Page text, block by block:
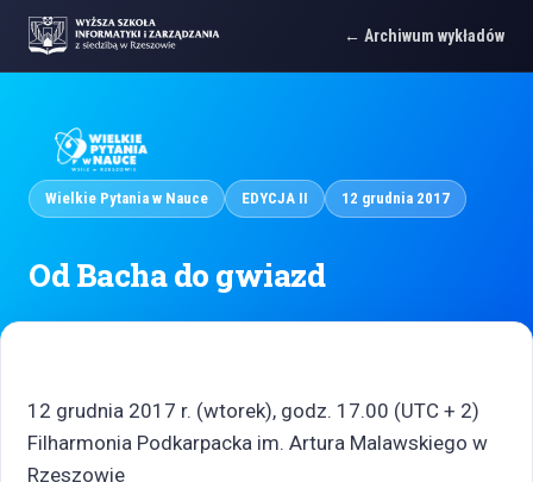
Archiwum wykładów
Wielkie Pytania w Nauce EDYCJA II 12 grudnia 2017
Od Bacha do gwiazd
12 grudnia 2017 r. (wtorek), godz. 17.00 (UTC + 2)
Filharmonia Podkarpacka im. Artura Malawskiego w
Rzeszowie